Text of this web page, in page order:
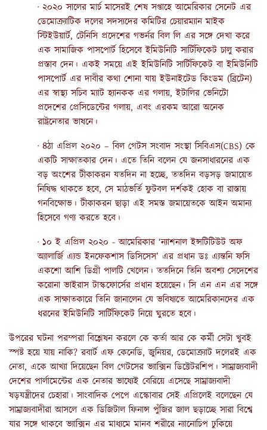
· ২০২০ সালের মার্চ মাসেরই শেষ সপ্তাহে আমেরিকার সেনেট এর
ডেমোক্র্যাটিক দলের সদস্যদের কমিটির চেয়ারম্যান মাইক
স্টিইউয়ার্ট, টেনিসি প্রদেশের গভর্নর বিল লি এর সঙ্গে দেখা করে
এক সামাজিক পাসপোর্ট হিসেবে ইমিউনিটি সার্টিফিকেট চালু করার
প্রস্তাব দেন। একই সময়ে এই ইমিউনিটি সার্টিফিকেট বা ইমিউনিটি
পাসপোর্ট এর দাবীর কথা শোনা যায় ইউনাইটেড কিংডম (ব্রিটেন)
এর স্বাস্থ্য সচিব ম্যাট হ্যানকক এর গলায়, ইটালির ভেনিটো
প্রদেশের প্রেসিডেন্টের গলায়, এবং এরকম আরো অনেক
রাষ্ট্রনেতার ভাষনে।
· ৪ঠা এপ্রিল ২০২০ – বিল গেটস সংবাদ সংস্থা সিবিএস(CBS) কে
একটি সাক্ষাতকার দেন। এতে তিনি বলেন যে জনসাধারনের এক
বড় অংশের টীকাকরন যতদিন না হচ্ছে, ততদিন বড়সড় জমায়েত
নিষিদ্ধ থাকতে হবে, সে মাঠভর্তি ফুটবল দর্শকই হোক বা রাস্তায়
গনবিক্ষোভ। টীকাকরন ছাড়া এই সমস্ত জমায়েতকে আইন অমান্য
হিসেবে গণ্য করতে হবে।
· ১০ ই এপ্রিল ২০২০ - আমেরিকার ‘ন্যাশনাল ইন্সটিটিউট অফ
অ্যালার্জি এ্যন্ড ইনফেকশাস ডিসিসেস’ এর প্রধান ডঃ এ্যন্তনি ফসি
একশো আশি ডিগ্রী পালটি খেলেন। ততদিনে তিনি অবশ্য সেদেশের
করোনা ভাইরাস টাস্কফোর্সের প্রধান হয়েছেন। সি এন এন এর সঙ্গে
এক সাক্ষাতকারে তিনি জানালেন যে ভবিষ্যতে আমেরিকানদের এক
ধরনের ইমিউনিটি সার্টিফিকেট নিয়ে ঘুরতে হবে।
উপরের ঘটনা পরম্পরা বিশ্লেষন করলে কে কর্তা আর কে কর্মী সেটা খুবই
স্পষ্ট হয়ে যায় নাকি? রবার্ট এফ কেনেডি, জুনিয়র, ডেমোক্র্যাট দলেরই এক
নেতা, একে আখ্যা দিয়েছেন বিল গেটসের ভ্যাক্সিন ডিক্টেটরশিপ। সাম্রাজ্যবাদী
দেশের পার্লামেন্টের এক নেতার ভাষ্যেই বেরিয়ে এসেছে সাম্রাজ্যবাদী
ষড়যন্ত্রীদের চেহারা। সাংবাদিক পেপে এস্কোবার সেই এপ্রিলেই বলেছেন যে
সাম্রাজ্যবাদীরা আসলে এক ডিজিটাল ফিনান্স পুঁজির জাল ছড়াচ্ছে সারা বিশ্বে
যার সঙ্গে থাকবে ভ্যাক্সিন এর মাধ্যমে মানব শরীরে ন্যানোচিপ ঢুকিয়ে